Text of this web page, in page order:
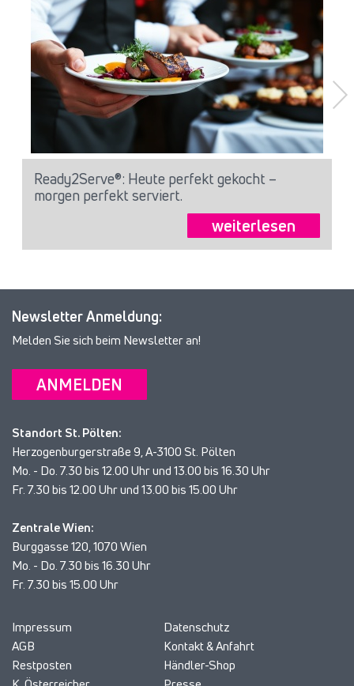
Ready2Serve®: Heute perfekt gekocht –
morgen perfekt serviert.
weiterlesen
Newsletter Anmeldung:
Melden Sie sich beim Newsletter an!
ANMELDEN
Standort St. Pölten:
Herzogenburgerstraße 9, A-3100 St. Pölten
Mo. - Do. 7.30 bis 12.00 Uhr und 13.00 bis 16.30 Uhr
Fr. 7.30 bis 12.00 Uhr und 13.00 bis 15.00 Uhr
Zentrale Wien:
Burggasse 120, 1070 Wien
Mo. - Do. 7.30 bis 16.30 Uhr
Fr. 7.30 bis 15.00 Uhr
Impressum
Datenschutz
AGB
Kontakt & Anfahrt
Restposten
Händler-Shop